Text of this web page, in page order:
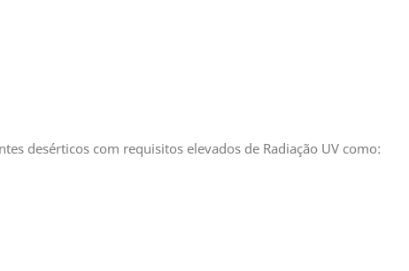
desérticos com requisitos elevados de Radiação UV como: